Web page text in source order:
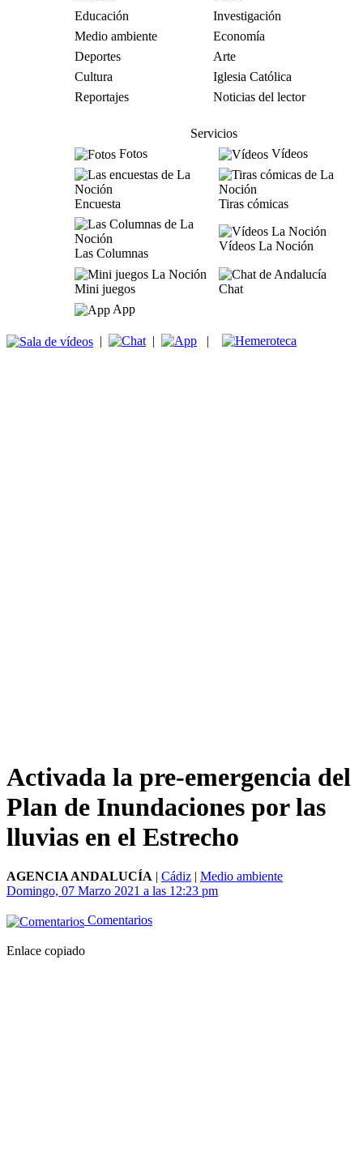
Educación
Investigación
Medio ambiente
Economía
Deportes
Arte
Cultura
Iglesia Católica
Reportajes
Noticias del lector
Servicios
Fotos
Vídeos
Encuesta Tiras cómicas
Las Columnas
Vídeos La Noción
Mini juegos
Chat
App
| | |
Activada la pre-emergencia del
Plan de Inundaciones por las
lluvias en el Estrecho
AGENCIA ANDALUCÍA | Cádiz | Medio ambiente
Domingo, 07 Marzo 2021 a las 12:23 pm
Comentarios
Enlace copiado